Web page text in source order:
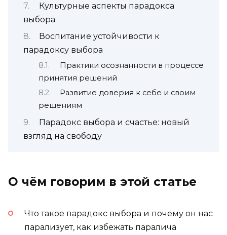
Культурные аспекты парадокса
выбора
Воспитание устойчивости к
парадоксу выбора
Практики осознанности в процессе
принятия решений
Развитие доверия к себе и своим
решениям
Парадокс выбора и счастье: новый
взгляд на свободу
О чём говорим в этой статье
Что такое парадокс выбора и почему он нас
парализует, как избежать паралича